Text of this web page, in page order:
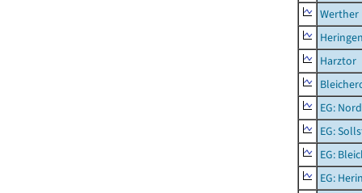
Werther
Harztor
EG:
EG:
EG:
EG: